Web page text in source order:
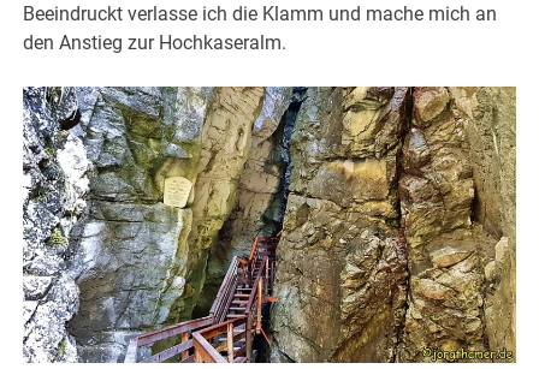
Beeindruckt verlasse ich die Klamm und mache mich an
den Anstieg zur Hochkaseralm.